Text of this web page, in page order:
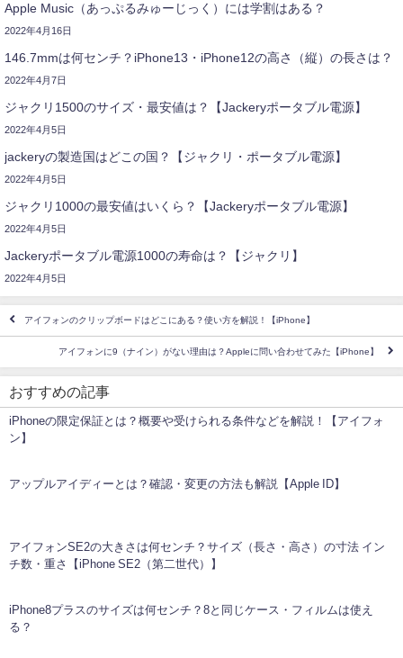
Apple Music（あっぷるみゅーじっく）には学割はある？
2022年4月16日
146.7mmは何センチ？iPhone13・iPhone12の高さ（縦）の長さは？
2022年4月7日
ジャクリ1500のサイズ・最安値は？【Jackeryポータブル電源】
2022年4月5日
jackeryの製造国はどこの国？【ジャクリ・ポータブル電源】
2022年4月5日
ジャクリ1000の最安値はいくら？【Jackeryポータブル電源】
2022年4月5日
Jackeryポータブル電源1000の寿命は？【ジャクリ】
2022年4月5日
アイフォンのクリップボードはどこにある？使い方を解説！【iPhone】
アイフォンに9（ナイン）がない理由は？Appleに問い合わせてみた【iPhone】
おすすめの記事
iPhoneの限定保証とは？概要や受けられる条件などを解説！【アイフォ
ン】
アップルアイディーとは？確認・変更の方法も解説【Apple ID】
アイフォンSE2の大きさは何センチ？サイズ（長さ・高さ）の寸法 イン
チ数・重さ【iPhone SE2（第二世代）】
iPhone8プラスのサイズは何センチ？8と同じケース・フィルムは使え
る？